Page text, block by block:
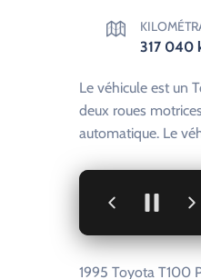
317 040
Le véhicule est un
deux roues
automatique. Le
1995 Toyota T100